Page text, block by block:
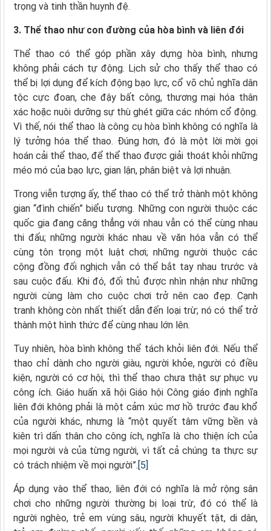
trọng và tinh thần huynh đệ.
3. Thể thao như con đường của hòa bình và liên đới
Thể thao có thể góp phần xây dựng hòa bình, nhưng
không phải cách tự động. Lịch sử cho thấy thể thao có
thể bị lợi dụng để kích động bạo lực, cổ võ chủ nghĩa dân
tộc cực đoan, che đậy bất công, thương mại hóa thân
xác hoặc nuôi dưỡng sự thù ghét giữa các nhóm cổ động.
Vì thế, nói thể thao là công cụ hòa bình không có nghĩa là
lý tưởng hóa thể thao. Đúng hơn, đó là một lời mời gọi
hoán cải thể thao, để thể thao được giải thoát khỏi những
méo mó của bạo lực, gian lận, phân biệt và lợi nhuận.
Trong viễn tượng ấy, thể thao có thể trở thành một không
gian “đình chiến” biểu tượng. Những con người thuộc các
quốc gia đang căng thẳng với nhau vẫn có thể cùng nhau
thi đấu; những người khác nhau về văn hóa vẫn có thể
cùng tôn trọng một luật chơi; những người thuộc các
cộng đồng đối nghịch vẫn có thể bắt tay nhau trước và
sau cuộc đấu. Khi đó, đối thủ được nhìn nhận như những
người cùng làm cho cuộc chơi trở nên cao đẹp. Cạnh
tranh không còn nhất thiết dẫn đến loại trừ; nó có thể trở
thành một hình thức để cùng nhau lớn lên.
Tuy nhiên, hòa bình không thể tách khỏi liên đới. Nếu thể
thao chỉ dành cho người giàu, người khỏe, người có điều
kiện, người có cơ hội, thì thể thao chưa thật sự phục vụ
công ích. Giáo huấn xã hội Giáo hội Công giáo định nghĩa
liên đới không phải là một cảm xúc mơ hồ trước đau khổ
của người khác, nhưng là “một quyết tâm vững bền và
kiên trì dấn thân cho công ích, nghĩa là cho thiện ích của
mọi người và của từng người, vì tất cả chúng ta thực sự
có trách nhiệm về mọi người”. [5]
Áp dụng vào thể thao, liên đới có nghĩa là mở rộng sân
chơi cho những người thường bị loại trừ, đó có thể là
người nghèo, trẻ em vùng sâu, người khuyết tật, di dân,